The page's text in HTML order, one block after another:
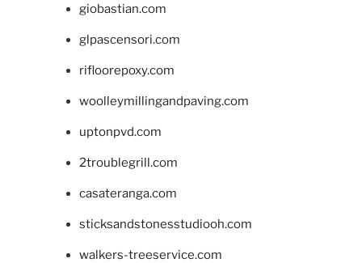
giobastian.com
glpascensori.com
rifloorepoxy.com
woolleymillingandpaving.com
uptonpvd.com
2troublegrill.com
casateranga.com
sticksandstonesstudiooh.com
walkers-treeservice.com